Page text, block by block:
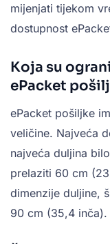
mijenjati tijekom
dostupnost
Koja su
ePacket
ePacket pošiljke
veličine. Najveća
najveća duljina
prelaziti 60 cm
dimenzije duljine,
90 cm (35,4 inča).